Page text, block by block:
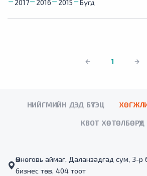
2017
2016 2015 Бүгд
1
НИЙГМИЙН ДЭД БҮТЭЦ
КВОТ ХӨТӨЛБӨРҮҮД
Өмнөговь аймаг, Даланзадгад сум, 3-р
бизнес төв, 404 тоот